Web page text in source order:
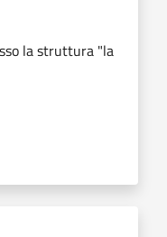
la struttura "la